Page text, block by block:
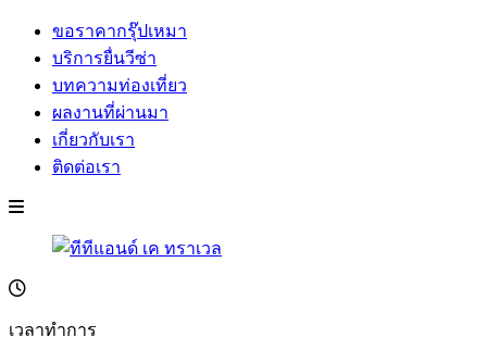
ขอราคากรุ๊ปเหมา
บริการยื่นวีซ่า
บทความท่องเที่ยว
ผลงานที่ผ่านมา
เกี่ยวกับเรา
ติดต่อเรา
เวลาทำการ